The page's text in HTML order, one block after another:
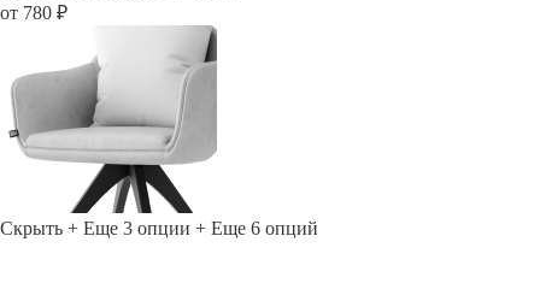
от 780 ₽
Скрыть + Еще 3 опции + Еще 6 опций